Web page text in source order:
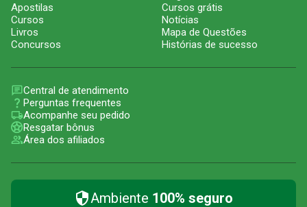
Apostilas
Cursos
Livros
Concursos
Cursos grátis
Notícias
Mapa de Questões
Histórias de sucesso
Central de atendimento
Perguntas frequentes
Acompanhe seu pedido
Resgatar bônus
Área dos afiliados
Ambiente 100% seguro